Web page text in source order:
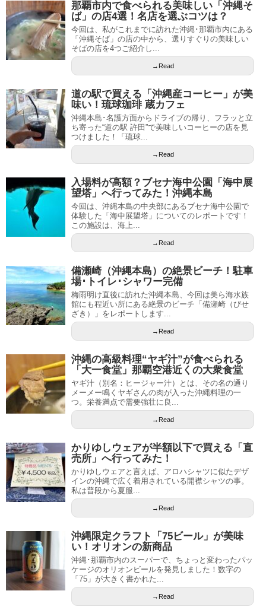
那覇市内で食べられる美味しい「沖縄そ
ば」の店4選！名店を選ぶコツは？
今回は、私がこれまでに訪れた沖縄･那覇市内にある
「沖縄そば」の店の中から、選りすぐりの美味しい
そばの店を4つご紹介し...
→Read
道の駅で買える「沖縄産コーヒー」が美
味い！琉球珈琲 蔵カフェ
沖縄本島･名護方面からドライブの帰り、フラッと立
ち寄った“道の駅 許田”で美味しいコーヒーの店を見
つけました！「琉球...
→Read
入場料が高額？ブセナ海中公園「海中展
望塔」へ行ってみた！沖縄本島
今回は、沖縄本島の中央部にあるブセナ海中公園で
体験した「海中展望塔」についてのレポートです！
この施設は、海上...
→Read
備瀬崎（沖縄本島）の絶景ビーチ！駐車
場･トイレ･シャワー完備
梅雨明け直後に訪れた沖縄本島、今回は美ら海水族
館にも程近い所にある絶景のビーチ「備瀬崎（びせ
ざき）」をレポートします...
→Read
沖縄の高級料理“ヤギ汁”が食べられる
「大一食堂」那覇空港近くの大衆食堂
ヤギ汁（別名：ヒージャー汁）とは、その名の通り
メーメー鳴くヤギさんの肉が入った沖縄料理の一
つ。栄養満点で需要強壮に良...
→Read
かりゆしウェアが半額以下で買える「直
売所」へ行ってみた！
かりゆしウェアと言えば、アロハシャツに似たデザ
インの沖縄で広く着用されている開襟シャツの事。
私は普段から夏服...
→Read
沖縄限定クラフト「75ビール」が美味
い！オリオンの新商品
沖縄･那覇市内のスーパーで、ちょっと変わったパッ
ケージのオリオンビールを発見しました！数字の
「75」が大きく書かれた...
→Read